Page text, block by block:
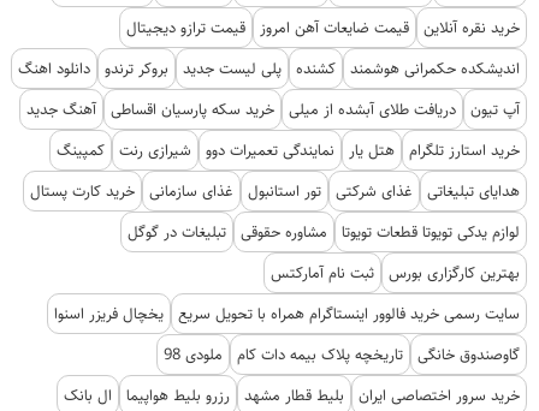
خرید نقره آنلاین قیمت ضایعات آهن امروز
قیمت ترازو دیجیتال
اندیشکده حکمرانی هوشمند کشنده پلی لیست جدید بروکر ترندو دانلود اهنگ
آپ تیون دریافت طلای آبشده از میلی خرید سکه پارسیان اقساطی آهنگ جدید
خرید استارز تلگرام هتل یار نمایندگی تعمیرات دوو شیرازی رنت کمپینگ
هدایای تبلیغاتی
غذای شرکتی تور استانبول غذای سازمانی خرید کارت پستال
لوازم یدکی تویوتا قطعات تویوتا
مشاوره حقوقی تبلیغات در گوگل
بهترین کارگزاری بورس ثبت نام آمارکتس
سایت رسمی خرید فالوور اینستاگرام همراه با تحویل سریع یخچال فریزر اسنوا
گاوصندوق خانگی تاریخچه پلاک بیمه دات کام
ملودی 98
خرید سرور اختصاصی ایران
بلیط قطار مشهد رزرو بلیط هواپیما ال بانک